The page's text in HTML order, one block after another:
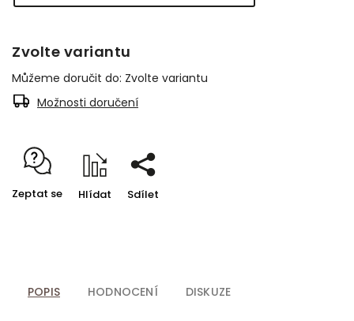
Zvolte variantu
Můžeme doručit do: Zvolte variantu
Možnosti doručení
Zeptat se Hlídat Sdílet
POPIS HODNOCENÍ DISKUZE